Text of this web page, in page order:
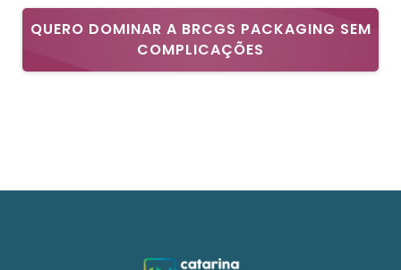
personalizado a cada estudante que concluir o curso.
QUERO DOMINAR A BRCGS PACKAGING SEM
COMPLICAÇÕES